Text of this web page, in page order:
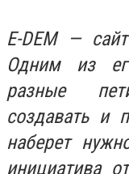
E-DEM —
Одним из
разные
создавать и
наберет
инициатива